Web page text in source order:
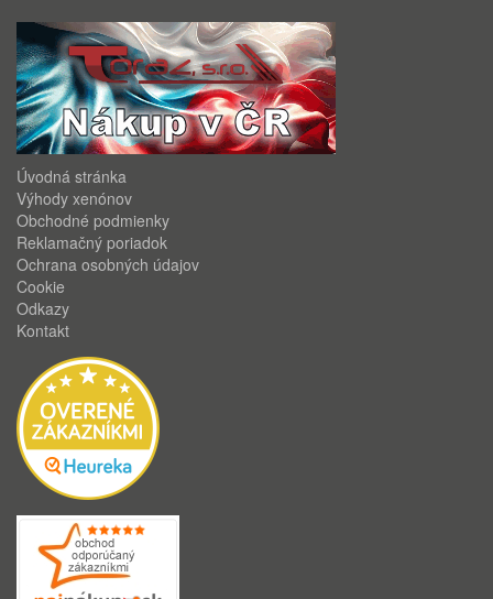
Úvodná stránka
Výhody xenónov
Obchodné podmienky
Reklamačný poriadok
Ochrana osobných údajov
Cookie
Odkazy
Kontakt